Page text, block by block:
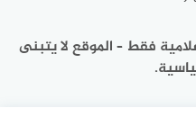
فقط – الموقع لا يتبنى